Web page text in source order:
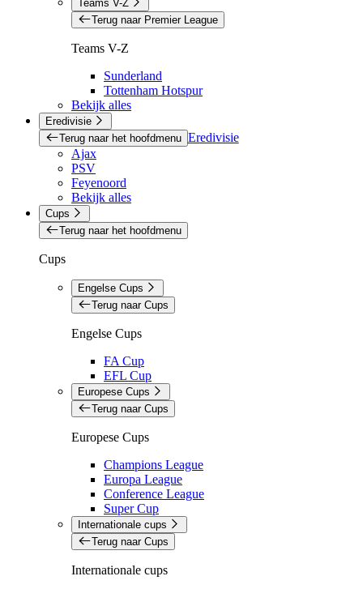
Teams V-Z
Terug naar Premier League
Teams V-Z
Sunderland
Tottenham Hotspur
Bekijk alles
Eredivisie
Terug naar het hoofdmenu Eredivisie
Ajax
PSV
Feyenoord
Bekijk alles
Cups
Terug naar het hoofdmenu
Cups
Engelse Cups
Terug naar Cups
Engelse Cups
FA Cup
EFL Cup
Europese Cups
Terug naar Cups
Europese Cups
Champions League
Europa League
Conference League
Super Cup
Internationale cups
Terug naar Cups
Internationale cups